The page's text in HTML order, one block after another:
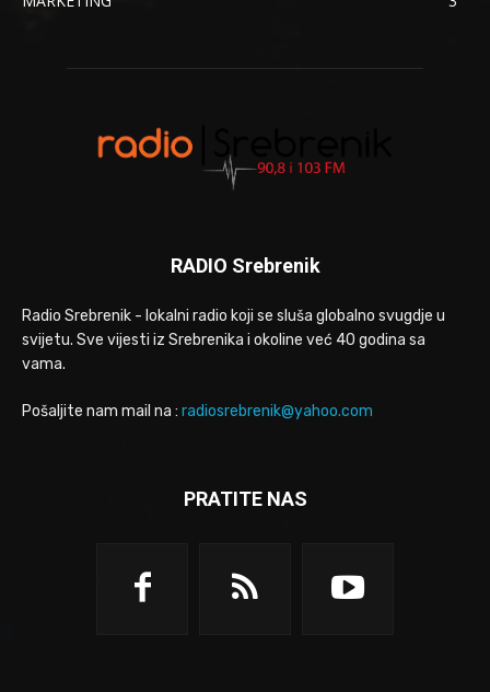
RADIO Srebrenik
Radio Srebrenik - lokalni radio koji se sluša globalno svugdje u
svijetu. Sve vijesti iz Srebrenika i okoline već 40 godina sa
vama.
Pošaljite nam mail na : radiosrebrenik@yahoo.com
PRATITE NAS